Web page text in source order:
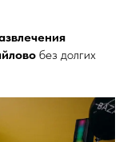
без долгих